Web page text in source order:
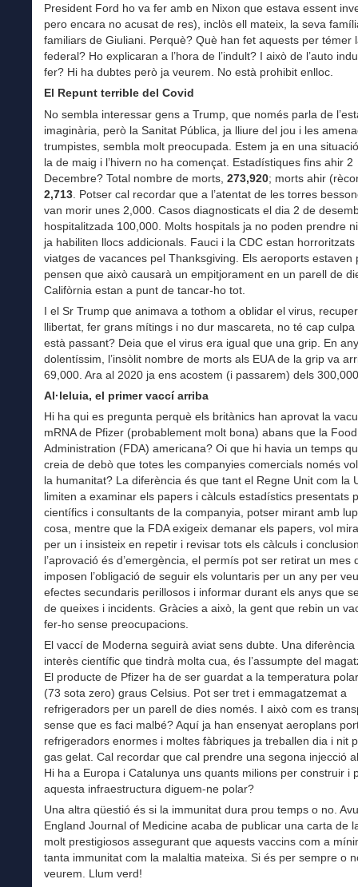
President Ford ho va fer amb en Nixon que estava essent
pero encara no acusat de res), inclòs ell mateix, la seva
familiars de Giuliani. Perquè? Què han fet aquests per témer
federal? Ho explicaran a l’hora de l’indult? I això de l’auto
fer? Hi ha dubtes però ja veurem. No està prohibit enlloc.
El Repunt terrible del Covid
No sembla interessar gens a Trump, que només parla de
imaginària, però la Sanitat Pública, ja lliure del jou i les
trumpistes, sembla molt preocupada. Estem ja en una
la de maig i l’hivern no ha començat. Estadístiques fins ahir 2
Decembre? Total nombre de morts, 273,920; morts ahir
2,713 . Potser cal recordar que a l’atentat de les torres
van morir unes 2,000. Casos diagnosticats el dia 2 de
hospitalitzada 100,000. Molts hospitals ja no poden prendre
ja habiliten llocs addicionals. Fauci i la CDC estan horroritzats
viatges de vacances pel Thanksgiving. Els aeroports estaven
pensen que això causarà un empitjorament en un parell de
Califòrnia estan a punt de tancar-ho tot.
I el Sr Trump que animava a tothom a oblidar el virus,
llibertat, fer grans mítings i no dur mascareta, no té cap culpa
està passant? Deia que el virus era igual que una grip. En any
dolentíssim, l’insòlit nombre de morts als EUA de la grip va
69,000. Ara al 2020 ja ens acostem (i passarem) dels
Al·leluia, el primer vaccí arriba
Hi ha qui es pregunta perquè els britànics han aprovat la
mRNA de Pfizer (probablement molt bona) abans que la
Administration (FDA) americana? Oi que hi havia un temps
creia de debò que totes les companyies comercials només
la humanitat? La diferència és que tant el Regne Unit com la
limiten a examinar els papers i càlculs estadístics presentats
científics i consultants de la companyia, potser mirant amb
cosa, mentre que la FDA exigeix demanar els papers, vol
per un i insisteix en repetir i revisar tots els càlculs i
l’aprovació és d’emergència, el permís pot ser retirat un mes
imposen l’obligació de seguir els voluntaris per un any per
efectes secundaris perillosos i informar durant els anys que
de queixes i incidents. Gràcies a això, la gent que rebin un
fer-ho sense preocupacions.
El vaccí de Moderna seguirà aviat sens dubte. Una diferència
interès científic que tindrà molta cua, és l’assumpte del
El producte de Pfizer ha de ser guardat a la temperatura
(73 sota zero) graus Celsius. Pot ser tret i emmagatzemat a
refrigeradors per un parell de dies només. I això com es
sense que es faci malbé? Aquí ja han ensenyat aeroplans
refrigeradors enormes i moltes fàbriques ja treballen dia i nit
gas gelat. Cal recordar que cal prendre una segona injecció
Hi ha a Europa i Catalunya uns quants milions per construir i
aquesta infraestructura diguem-ne polar?
Una altra qüestió és si la immunitat dura prou temps o no.
England Journal of Medicine acaba de publicar una carta de
molt prestigiosos assegurant que aquests vaccins com a
tanta immunitat com la malaltia mateixa. Si és per sempre o
veurem. Llum verd!